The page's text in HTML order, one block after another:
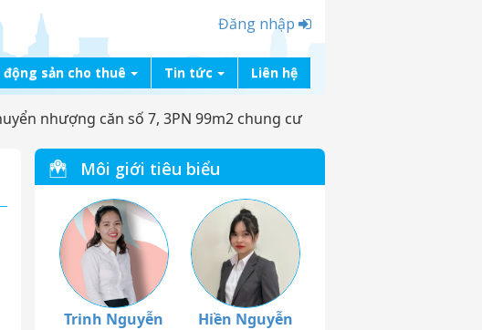
Đăng nhập
động sản cho thuê Tin tức Liên hệ
nhượng căn số 7, 3PN 99m2 chung cư
Môi giới tiêu biểu
Trinh Nguyễn Hiền Nguyễn